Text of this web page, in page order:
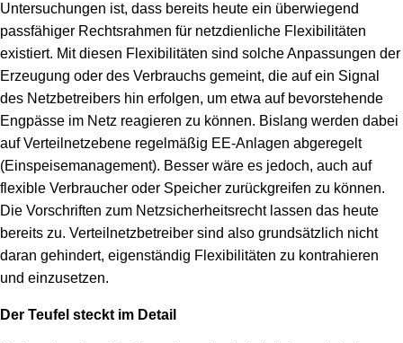
Untersuchungen ist, dass bereits heute ein überwiegend
passfähiger Rechtsrahmen für netzdienliche Flexibilitäten
existiert. Mit diesen Flexibilitäten sind solche Anpassungen der
Erzeugung oder des Verbrauchs gemeint, die auf ein Signal
des Netzbetreibers hin erfolgen, um etwa auf bevorstehende
Engpässe im Netz reagieren zu können. Bislang werden dabei
auf Verteilnetzebene regelmäßig EE-Anlagen abgeregelt
(Einspeisemanagement). Besser wäre es jedoch, auch auf
flexible Verbraucher oder Speicher zurückgreifen zu können.
Die Vorschriften zum Netzsicherheitsrecht lassen das heute
bereits zu. Verteilnetzbetreiber sind also grundsätzlich nicht
daran gehindert, eigenständig Flexibilitäten zu kontrahieren
und einzusetzen.
Der Teufel steckt im Detail